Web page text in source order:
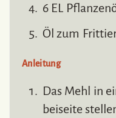
6 EL
Öl zum
Anleitung
Das Mehl in
beiseite